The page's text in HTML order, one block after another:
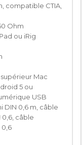
compatible CTIA,
Ohm
ou iRig
Mac
5 ou
USB
DIN 0,6 m, câble
0,6, câble
0,6